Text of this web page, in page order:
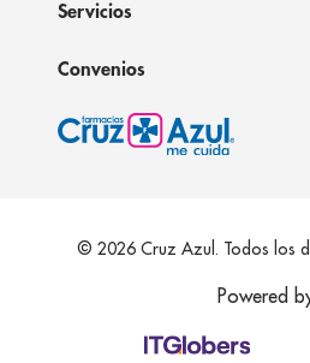
Servicios
Convenios
© 2026 Cruz Azul. Todos los
Powered